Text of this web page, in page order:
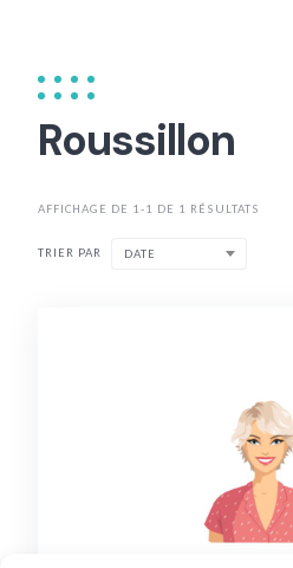
Roussillon
AFFICHAGE DE 1-1 DE 1 RÉSULTATS
TRIER PAR DATE